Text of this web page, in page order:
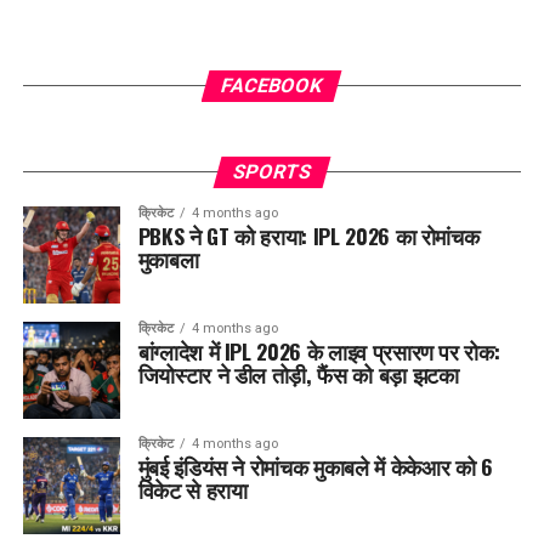
FACEBOOK
SPORTS
क्रिकेट 4 months ago
PBKS ने GT को हराया: IPL 2026 का रोमांचक
मुकाबला
क्रिकेट 4 months ago
बांग्लादेश में IPL 2026 के लाइव प्रसारण पर रोक:
जियोस्टार ने डील तोड़ी, फैंस को बड़ा झटका
क्रिकेट 4 months ago
मुंबई इंडियंस ने रोमांचक मुकाबले में केकेआर को 6
विकेट से हराया